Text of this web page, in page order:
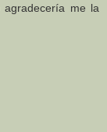
me la